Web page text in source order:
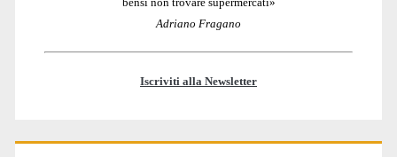
Adriano Fragano
Iscriviti alla Newsletter